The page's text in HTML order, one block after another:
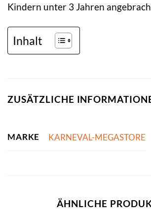
Kindern unter 3 Jahren
Inhalt
ZUSÄTZLICHE
MARKE KARNEVAL-MEGASTORE
ÄHNLICHE